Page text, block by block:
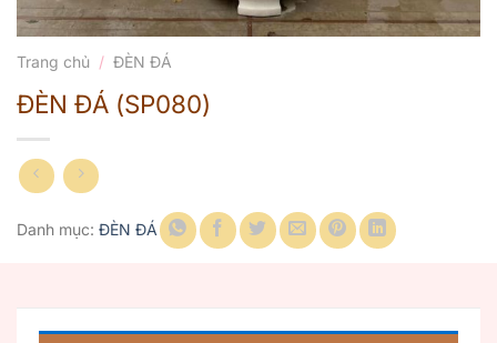
Trang chủ / ĐÈN ĐÁ
ĐÈN ĐÁ (SP080)
Danh mục: ĐÈN ĐÁ